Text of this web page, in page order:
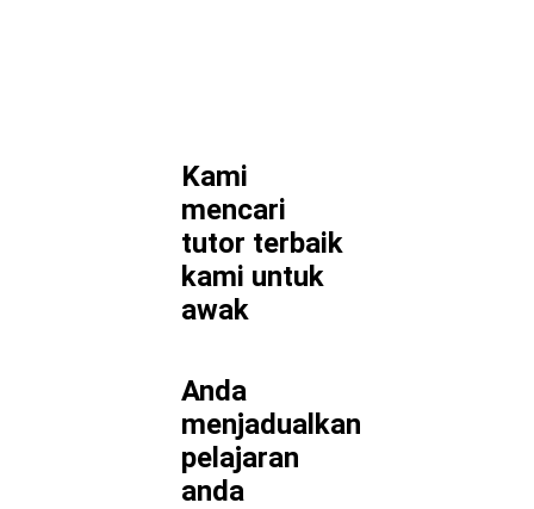
Kami
mencari
tutor terbaik
kami untuk
awak
Anda
menjadualkan
pelajaran
anda